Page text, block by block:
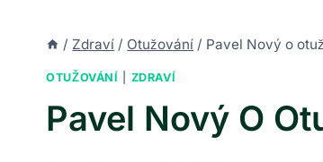
/ Zdraví / Otužování / Pavel Nový o
OTUŽOVÁNÍ ZDRAVÍ
Pavel Nový O